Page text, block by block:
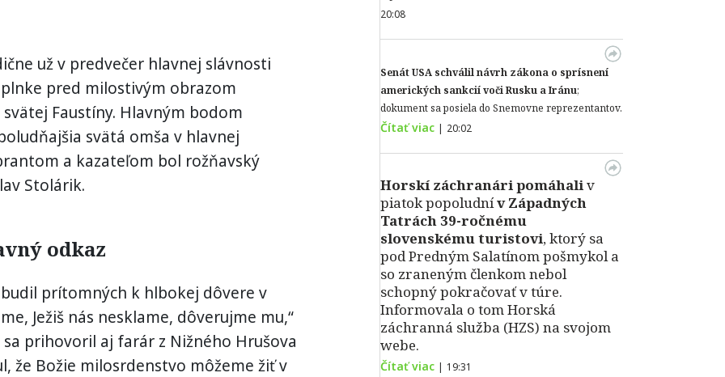
už v predvečer hlavnej slávnosti
pred milostivým obrazom
Faustíny. Hlavným bodom
svätá omša v hlavnej
a kazateľom bol rožňavský
Stolárik.
odkaz
prítomných k hlbokej dôvere v
Ježiš nás nesklame, dôverujme mu,“
prihovoril aj farár z Nižného Hrušova
že Božie milosrdenstvo môžeme žiť v
20:08
Senát USA schválil návrh zákona o sprísnení
amerických sankcií voči Rusku a Iránu;
dokument sa posiela do Snemovne reprezentantov.
Čítať viac | 20:02
Horskí záchranári pomáhaliv
piatok popoludnív Západných
Tatrách 39-ročnému
slovenskému turistovi, ktorý sa
pod Predným Salatínom pošmykol a
so zraneným členkom nebol
schopný pokračovať v túre.
Informovala o tom Horská
záchranná služba (HZS) na svojom
webe.
Čítať viac | 19:31